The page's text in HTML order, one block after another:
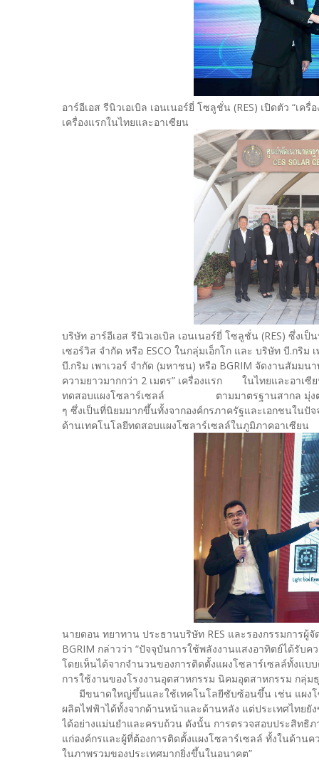
อาร์อีเอส รีนิวเอเบิล เอนเนอร์ยี่ โซลูชั่น (RES) เปิดตัว “เ
เครื่องแรกในไทยและอาเซียน
บริษัท อาร์อีเอส รีนิวเอเบิล เอนเนอร์ยี่ โซลูชั่น (RES)
เซอร์วิส จำกัด หรือ ESCO ในกลุ่มเอ็กโก และ บริษัท
บี.กริม เพาเวอร์ จำกัด (มหาชน) หรือ BGRIM จัดงานสัมม
ความยาวมากกว่า 2 เมตร” เครื่องแรก ในไทยและอาเซี
ทดสอบแผงโซลาร์เซลล์ ตามมาตรฐานสากล มุ่งตอบ
ๆ ซึ่งเป็นที่นิยมมากขึ้นทั้งจากองค์กรภาครัฐและเอกชนใ
ด้านเทคโนโลยีทดสอบแผงโซลาร์เซลล์ในภูมิภาคอาเซียน
นายดอน ทยาทาน ประธานบริษัท RES และรองกรรมการ
BGRIM กล่าวว่า “ปัจจุบันการใช้พลังงานแสงอาทิตย์ได้รับ
โดยเห็นได้จากจำนวนของการติดตั้งแผงโซลาร์เซลล์ทั้งแ
การใช้งานของโรงงานอุตสาหกรรม นิคมอุตสาหกรรม กลุ่
มีขนาดใหญ่ขึ้นและใช้เทคโนโลยีซับซ้อนขึ้น เช่น แผ
ผลิตไฟฟ้าได้ทั้งจากด้านหน้าและด้านหลัง แต่ประเทศ
ได้อย่างแม่นยำและครบถ้วน ดังนั้น การตรวจสอบประสิทธิ
แก่องค์กรและผู้ที่ต้องการติดตั้งแผงโซลาร์เซลล์ ทั้งในด้าน
ในภาพรวมของประเทศมากยิ่งขึ้นในอนาคต”